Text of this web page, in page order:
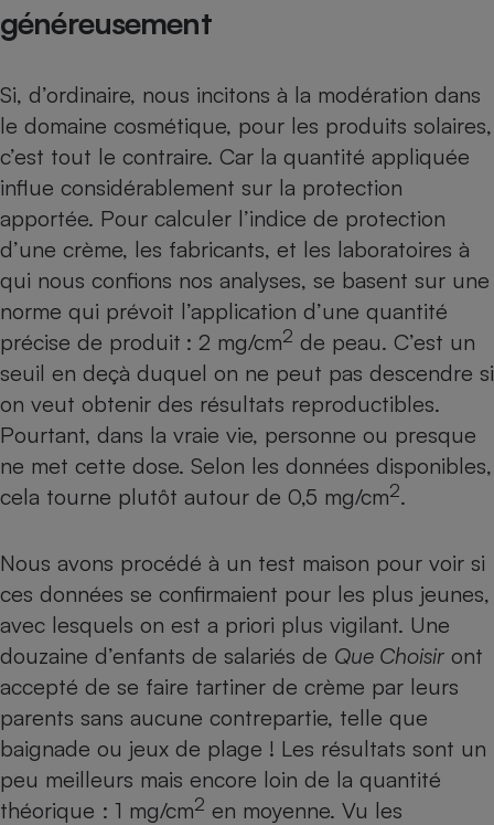
généreusement
Si, d’ordinaire, nous incitons à la modération dans
le domaine cosmétique, pour les produits solaires,
c’est tout le contraire. Car la quantité appliquée
influe considérablement sur la protection
apportée. Pour calculer l’indice de protection
d’une crème, les fabricants, et les laboratoires à
qui nous confions nos analyses, se basent sur une
norme qui prévoit l’application d’une quantité
précise de produit : 2 mg/cm2 de peau. C’est un
seuil en deçà duquel on ne peut pas descendre si
on veut obtenir des résultats reproductibles.
Pourtant, dans la vraie vie, personne ou presque
ne met cette dose. Selon les données disponibles,
cela tourne plutôt autour de 0,5 mg/cm2.
Nous avons procédé à un test maison pour voir si
ces données se confirmaient pour les plus jeunes,
avec lesquels on est a priori plus vigilant. Une
douzaine d’enfants de salariés de Que Choisir ont
accepté de se faire tartiner de crème par leurs
parents sans aucune contrepartie, telle que
baignade ou jeux de plage ! Les résultats sont un
peu meilleurs mais encore loin de la quantité
théorique : 1 mg/cm2 en moyenne. Vu les